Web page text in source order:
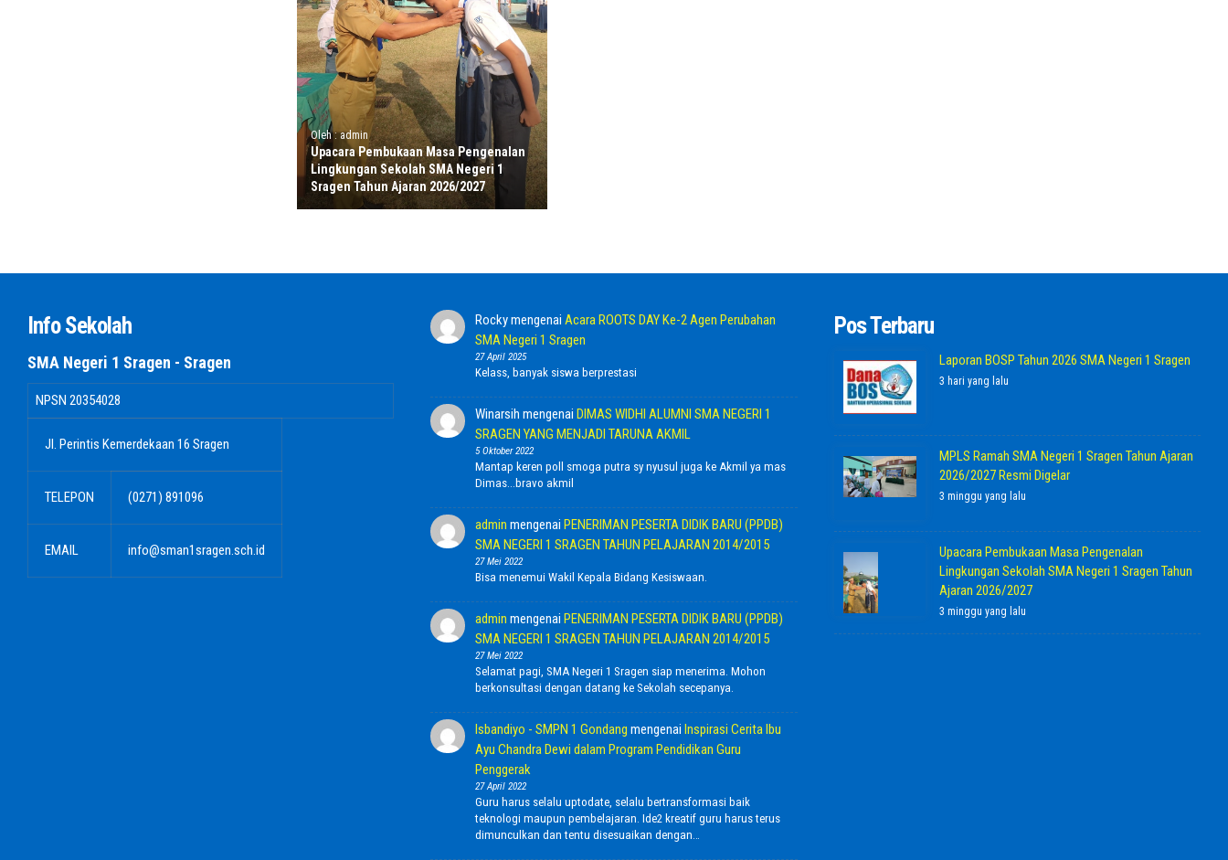
Oleh : admin
Upacara Pembukaan Masa Pengenalan
Lingkungan Sekolah SMA Negeri 1
Sragen Tahun Ajaran 2026/2027
Info Sekolah
SMA Negeri 1 Sragen - Sragen
NPSN 20354028
Jl. Perintis Kemerdekaan 16 Sragen
TELEPON (0271) 891096
EMAIL info@sman1sragen.sch.id
RockymengenaiAcara ROOTS DAY Ke-2 Agen Perubahan
SMA Negeri 1 Sragen
27 April 2025
Kelass, banyak siswa berprestasi
Winarsih mengenaiDIMAS WIDHI ALUMNI SMA NEGERI 1
SRAGEN YANG MENJADI TARUNA AKMIL
5 Oktober 2022
Mantap keren poll smoga putra sy nyusul juga ke Akmil ya mas
Dimas...bravo akmil
admin mengenaiPENERIMAN PESERTA DIDIK BARU (PPDB)
SMA NEGERI 1 SRAGEN TAHUN PELAJARAN 2014/2015
27 Mei 2022
Bisa menemui Wakil Kepala Bidang Kesiswaan.
admin mengenaiPENERIMAN PESERTA DIDIK BARU (PPDB)
SMA NEGERI 1 SRAGEN TAHUN PELAJARAN 2014/2015
27 Mei 2022
Selamat pagi, SMA Negeri 1 Sragen siap menerima. Mohon
berkonsultasi dengan datang ke Sekolah secepanya.
Isbandiyo - SMPN 1 Gondang mengenaiInspirasi Cerita Ibu
Ayu Chandra Dewi dalam Program Pendidikan Guru
Penggerak
27 April 2022
Guru harus selalu uptodate, selalu bertransformasi baik
teknologi maupun pembelajaran. Ide2 kreatif guru harus terus
dimunculkan dan tentu disesuaikan dengan…
Pos Terbaru
Laporan BOSP Tahun 2026 SMA Negeri 1 Sragen
3 hari yang lalu
MPLS Ramah SMA Negeri 1 Sragen Tahun Ajaran
2026/2027 Resmi Digelar
3 minggu yang lalu
Upacara Pembukaan Masa Pengenalan
Lingkungan Sekolah SMA Negeri 1 Sragen Tahun
Ajaran 2026/2027
3 minggu yang lalu